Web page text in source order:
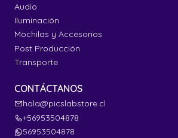
Audio
Iluminación
Mochilas y Accesorios
Post Producción
Transporte
CONTÁCTANOS
hola@picslabstore.cl
+56953504878
56953504878